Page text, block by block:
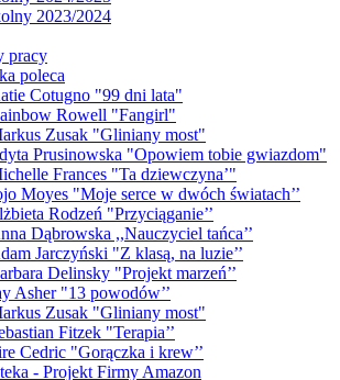
2023/2024
pracy
poleca
Cotugno "99 dni lata"
Rowell "Fangirl"
Zusak "Gliniany most"
Prusinowska "Opowiem tobie gwiazdom"
Frances "Ta dziewczyna’"
Moyes "Moje serce w dwóch światach’’
Rodzeń "Przyciąganie’’
Dąbrowska ,,Nauczyciel tańca’’
Jarczyński "Z klasą, na luzie’’
Delinsky "Projekt marzeń’’
Asher "13 powodów’’
Zusak "Gliniany most"
Fitzek "Terapia’’
Cedric "Gorączka i krew’’
- Projekt Firmy Amazon